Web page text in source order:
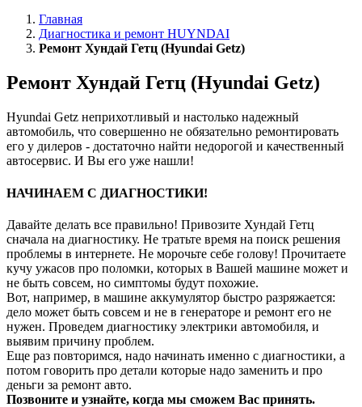
Главная
Диагностика и ремонт HUYNDAI
Ремонт Хундай Гетц (Hyundai Getz)
Ремонт Хундай Гетц (Hyundai Getz)
Hyundai Getz неприхотливый и настолько надежный
автомобиль, что совершенно не обязательно ремонтировать
его у дилеров - достаточно найти недорогой и качественный
автосервис. И Вы его уже нашли!
НАЧИНАЕМ С ДИАГНОСТИКИ!
Давайте делать все правильно! Привозите Хундай Гетц
сначала на диагностику. Не тратьте время на поиск решения
проблемы в интернете. Не морочьте себе голову! Прочитаете
кучу ужасов про поломки, которых в Вашей машине может и
не быть совсем, но симптомы будут похожие.
Вот, например, в машине аккумулятор быстро разряжается:
дело может быть совсем и не в генераторе и ремонт его не
нужен. Проведем диагностику электрики автомобиля, и
выявим причину проблем.
Еще раз повторимся, надо начинать именно с диагностики, а
потом говорить про детали которые надо заменить и про
деньги за ремонт авто.
Позвоните и узнайте, когда мы сможем Вас принять.